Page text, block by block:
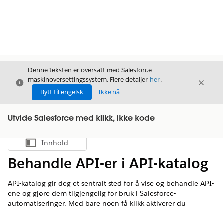
Avslutt
Denne teksten er oversatt med Salesforce
maskinoversettingssystem. Flere detaljer her.
Bytt til engelsk
Ikke nå
Avslutt
Utvide Salesforce med klikk, ikke kode
Vis innholdsfortegnelse
Innhold
Behandle API-er i API-katalog
API-katalog gir deg et sentralt sted for å vise og behandle API-
ene og gjøre dem tilgjengelig for bruk i Salesforce-
automatiseringer. Med bare noen få klikk aktiverer du